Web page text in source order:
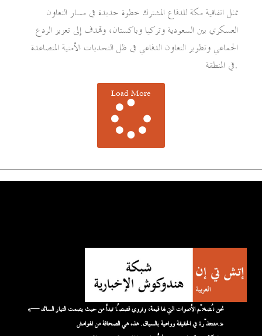
تمثل اتفاقية مكة للدفاع المشترك خطوة جديدة في مسار التعاون
العسكري بين السعودية وتركيا وباكستان، وتهدف إلى تعزيز الردع
الجماعي وتطوير التعاون الدفاعي في ظل التحديات الأمنية المتصاعدة
في المنطقة.
Load More
«نحن نُضخّم الأصوات التي لها قيمة، ونروي قصصًا تبدأ من حيث يصمت التيار السائد —
متجذّرة في الحقيقة وواعية بالسياق. هذه هي الصحافة من الهوامش.»